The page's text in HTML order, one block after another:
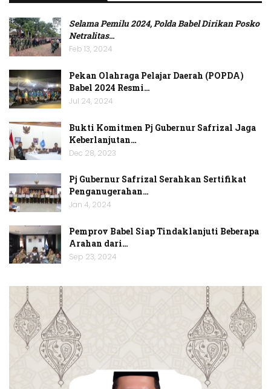
Selama Pemilu 2024, Polda Babel Dirikan Posko
Netralitas…
Feb 13, 2024
Pekan Olahraga Pelajar Daerah (POPDA)
Babel 2024 Resmi…
Jul 24, 2024
Bukti Komitmen Pj Gubernur Safrizal Jaga
Keberlanjutan…
Dec 28, 2023
Pj Gubernur Safrizal Serahkan Sertifikat
Penganugerahan…
Jan 4, 2024
Pemprov Babel Siap Tindaklanjuti Beberapa
Arahan dari…
Sep 23, 2024